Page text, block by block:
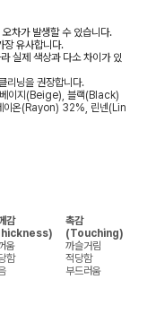
차가 발생할 수 있습니다.
장 유사합니다.
실제 색상과 다소 차이가 있
리닝을 권장합니다.
이지(Beige), 블랙(Black)
온(Rayon) 32%, 린넨(Lin
감
촉감
(Touching)
움
까슬거림
함
적당함
부드러움